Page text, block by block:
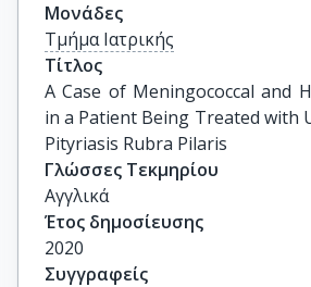
Μονάδες
Τμήμα Ιατρικής
Τίτλος
A Case of Meningococcal and
in a Patient Being Treated with
Pityriasis Rubra Pilaris
Γλώσσες Τεκμηρίου
Αγγλικά
Έτος δημοσίευσης
2020
Συγγραφείς